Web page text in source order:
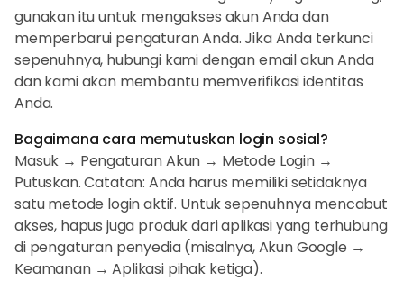
gunakan itu untuk mengakses akun Anda dan
memperbarui pengaturan Anda. Jika Anda terkunci
sepenuhnya, hubungi kami dengan email akun Anda
dan kami akan membantu memverifikasi identitas
Anda.
Bagaimana cara memutuskan login sosial?
Masuk → Pengaturan Akun → Metode Login →
Putuskan. Catatan: Anda harus memiliki setidaknya
satu metode login aktif. Untuk sepenuhnya mencabut
akses, hapus juga produk dari aplikasi yang terhubung
di pengaturan penyedia (misalnya, Akun Google →
Keamanan → Aplikasi pihak ketiga).